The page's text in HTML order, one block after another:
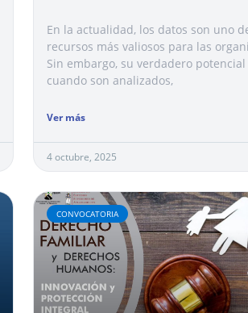
En la actualidad, los datos son uno
recursos más valiosos para las
Sin embargo, su verdadero potencial
cuando son analizados,
Ver más
4 octubre, 2025
CONVOCATORIA